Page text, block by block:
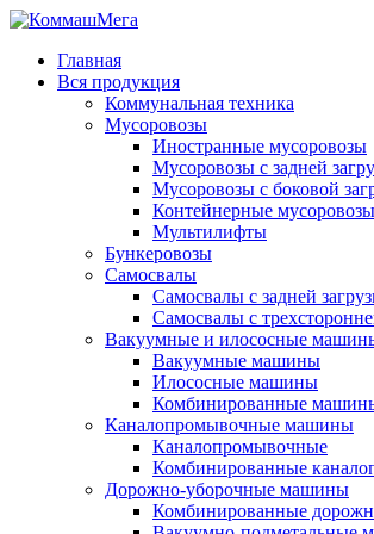
Главная
Вся продукция
Коммунальная техника
Мусоровозы
Иностранные мусоровозы
Мусоровозы с задней
Мусоровозы с боковой
Контейнерные мусоровозы
Мультилифты
Бункеровозы
Самосвалы
Самосвалы с задней
Самосвалы с
Вакуумные и илососные
Вакуумные машины
Илососные машины
Комбинированные
Каналопромывочные машины
Каналопромывочные
Комбинированные
Дорожно-уборочные машины
Комбинированные